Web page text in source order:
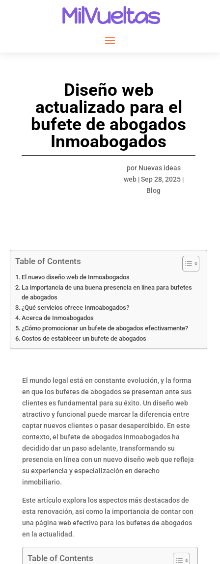
MilVueltas
Diseño web
actualizado para el
bufete de abogados
Inmoabogados
por Nuevas ideas
web|Sep 28, 2025|
Blog
Table of Contents
El nuevo diseño web de Inmoabogados
La importancia de una buena presencia en línea para bufetes
de abogados
¿Qué servicios ofrece Inmoabogados?
Acerca de Inmoabogados
¿Cómo promocionar un bufete de abogados efectivamente?
Costos de establecer un bufete de abogados
El mundo legal está en constante evolución, y la forma
en que los bufetes de abogados se presentan ante sus
clientes es fundamental para su éxito. Un diseño web
atractivo y funcional puede marcar la diferencia entre
captar nuevos clientes o pasar desapercibido. En este
contexto, el bufete de abogados Inmoabogados ha
decidido dar un paso adelante, transformando su
presencia en línea con un nuevo diseño web que refleja
su experiencia y especialización en derecho
inmobiliario.
Este artículo explora los aspectos más destacados de
esta renovación, así como la importancia de contar con
una página web efectiva para los bufetes de abogados
en la actualidad.
Table of Contents